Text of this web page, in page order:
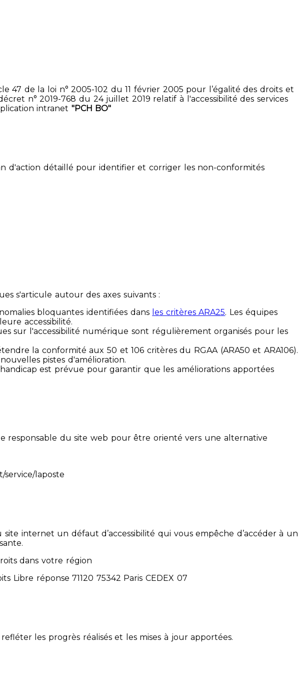
47 de la loi n° 2005-102 du 11 février 2005 pour l’égalité des droits et
n° 2019-768 du 24 juillet 2019 relatif à l'accessibilité des services
intranet "PCH BO"
d'action détaillé pour identifier et corriger les non-conformités
s'articule autour des axes suivants :
bloquantes identifiées dans les critères ARA25. Les équipes
accessibilité.
sur l'accessibilité numérique sont régulièrement organisés pour les
la conformité aux 50 et 106 critères du RGAA (ARA50 et ARA106).
pistes d'amélioration.
est prévue pour garantir que les améliorations apportées
responsable du site web pour être orienté vers une alternative
laposte
internet un défaut d’accessibilité qui vous empêche d’accéder à un
dans votre région
réponse 71120 75342 Paris CEDEX 07
les progrès réalisés et les mises à jour apportées.